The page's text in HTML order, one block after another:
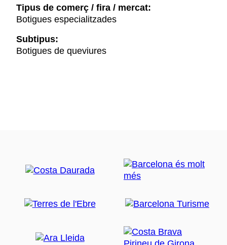
Tipus de comerç / fira / mercat:
Botigues especialitzades
Subtipus:
Botigues de queviures